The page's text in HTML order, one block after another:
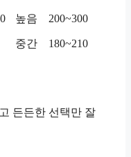
높음 200~300
중간 180~210
든든한 선택만 잘